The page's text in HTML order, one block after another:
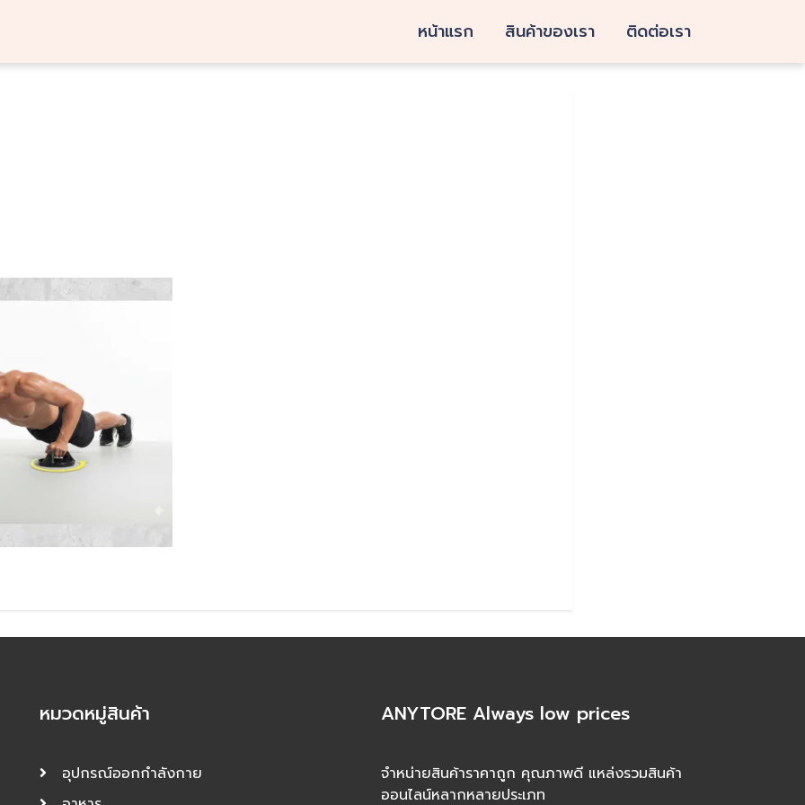
หน้าแรก สินค้าของเรา ติดต่อเรา
หมวดหมู่สินค้า
อุปกรณ์ออกกำลังกาย
ANYTORE Always low prices
จำหน่ายสินค้าราคาถูก คุณภาพดี แหล่งรวมสินค้า
ออนไลน์หลากหลายประเภท